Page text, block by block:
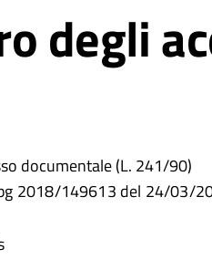
degli
documentale (L. 241/90)
2018/149613 del 24/03/